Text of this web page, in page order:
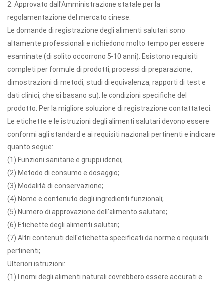
2. Approvato dall'Amministrazione statale per la
regolamentazione del mercato cinese.
Le domande di registrazione degli alimenti salutari sono
altamente professionali e richiedono molto tempo per essere
esaminate (di solito occorrono 5-10 anni). Esistono requisiti
completi per formule di prodotti, processi di preparazione,
dimostrazioni di metodi, studi di equivalenza, rapporti di test e
dati clinici, che si basano su). le condizioni specifiche del
prodotto. Per la migliore soluzione di registrazione contattateci.
Le etichette e le istruzioni degli alimenti salutari devono essere
conformi agli standard e ai requisiti nazionali pertinenti e indicare
quanto segue:
(1) Funzioni sanitarie e gruppi idonei;
(2) Metodo di consumo e dosaggio;
(3) Modalità di conservazione;
(4) Nome e contenuto degli ingredienti funzionali;
(5) Numero di approvazione dell'alimento salutare;
(6) Etichette degli alimenti salutari;
(7) Altri contenuti dell'etichetta specificati da norme o requisiti
pertinenti;
Ulteriori istruzioni:
(1) I nomi degli alimenti naturali dovrebbero essere accurati e